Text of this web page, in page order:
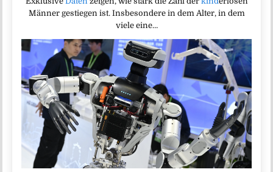
Männer gestiegen ist. Insbesondere in dem Alter, in dem
viele eine…